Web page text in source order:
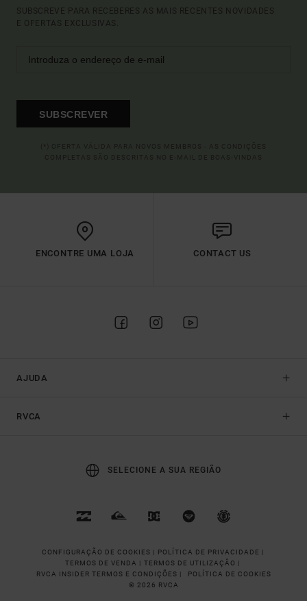
SUBSCREVE PARA RECEBERES AS MAIS RECENTES NOVIDADES
E OFERTAS EXCLUSIVAS.
SUBSCREVER
ENCONTRE UMA LOJA CONTACT US
AJUDA
RVCA
SELECIONE A SUA REGIÃO
CONFIGURAÇÃO DE COOKIES | POLÍTICA DE PRIVACIDADE |
TERMOS DE VENDA | TERMOS DE UTILIZAÇÂO |
RVCA INSIDER TERMOS E CONDIÇÕES |
POLÍTICA DE COOKIES
© 2026 RVCA